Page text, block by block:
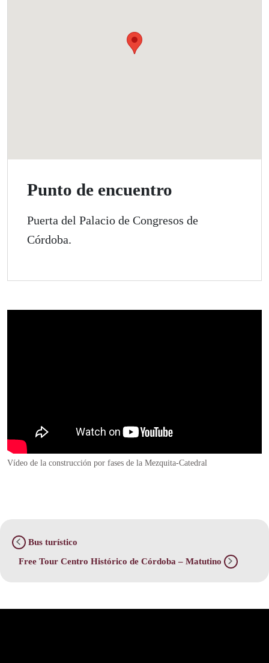
Punto de encuentro
Puerta del Palacio de Congresos de
Córdoba.
Vídeo de la construcción por fases de la Mezquita-Catedral
Bus turístico
Free Tour Centro Histórico de Córdoba – Matutino